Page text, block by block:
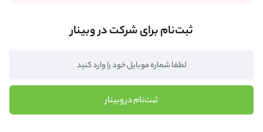
ثبت‌نام برای شرکت در وبینار
ثبت‌نام در وبینار